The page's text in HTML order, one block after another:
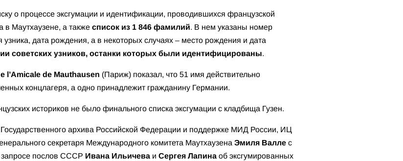
о процессе эксгумации и идентификации, проводившихся французской
в Маутхаузене, а также список из 1 846 фамилий. В нем указаны номер
дата рождения, а в некоторых случаях – место рождения и дата
советских узников, останки которых были идентифицированы.
l’Amicale de Mauthausen (Париж) показал, что 51 имя действительно
концлагеря, а одно принадлежит гражданину Германии.
историков не было финального списка эксгумации с кладбища Гузен.
архива Российской Федерации и поддержке МИД России, ИЦ
секретаря Международного комитета Маутхаузена Эмиля Валле с
запросе послов СССР Ивана Ильичева и Сергея Лапина об эксгумированных